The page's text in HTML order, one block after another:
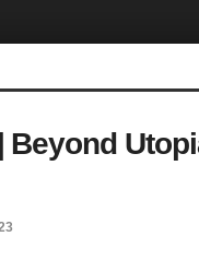
Beyond